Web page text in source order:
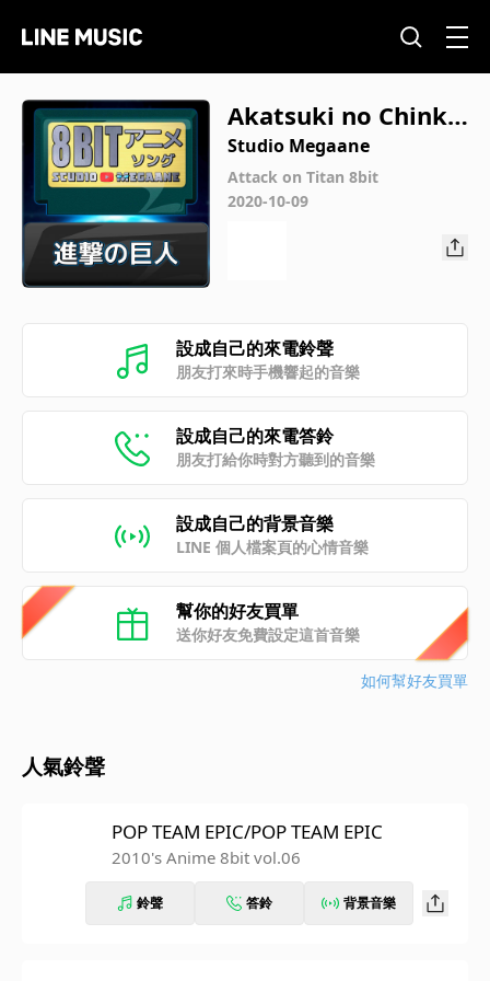
Akatsuki no Chinko
nka/Attack on Titan
Studio Megaane
Attack on Titan 8bit
2020-10-09
設成自己的來電鈴聲
朋友打來時手機響起的音樂
設成自己的來電答鈴
朋友打給你時對方聽到的音樂
設成自己的背景音樂
LINE 個人檔案頁的心情音樂
幫你的好友買單
送你好友免費設定這首音樂
如何幫好友買單
人氣鈴聲
POP TEAM EPIC/POP TEAM EPIC
2010's Anime 8bit vol.06
鈴聲 答鈴 背景音樂